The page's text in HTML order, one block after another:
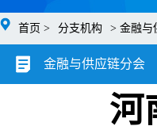
首页 > 分支机构 > 金融与
金融与供应链分会
河